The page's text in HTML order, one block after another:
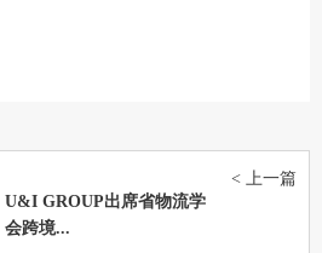
U&I GROUP出席省物流学
会跨境...
< 上一篇